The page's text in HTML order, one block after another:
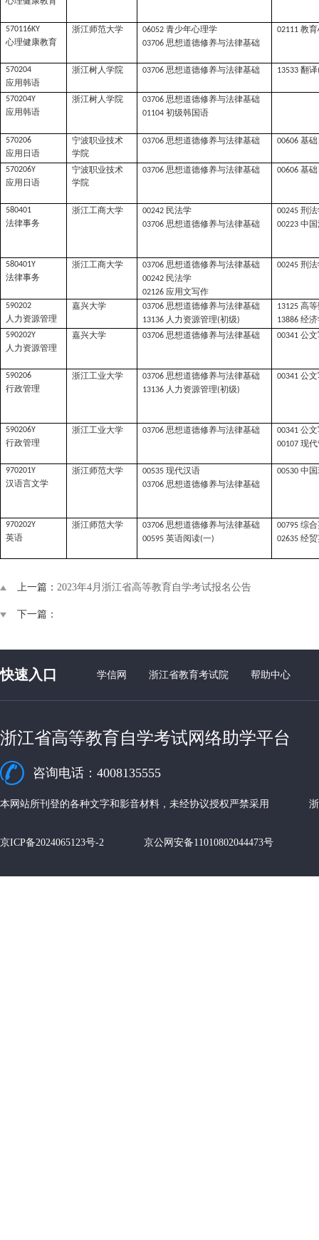
570116KY
心理健康教育
浙江师范大学 06052青少年心理学
03706思想道德修养与法律基础
02111教
570204
应用韩语
浙江树人学院 03706思想道德修养与法律基础 13533翻译
570204Y
应用韩语
浙江树人学院 03706思想道德修养与法律基础
01104初级韩国语
570206
应用日语
宁波职业技术
学院
03706思想道德修养与法律基础 00606基
570206Y
应用日语
宁波职业技术
学院
03706思想道德修养与法律基础 00606基
580401
法律事务
浙江工商大学 00242 民法学
03706思想道德修养与法律基础
00245刑
00223中
580401Y
法律事务
浙江工商大学 03706思想道德修养与法律基础
00242 民法学
02126应用文写作
00245刑
590202
人力资源管理
嘉兴大学 03706思想道德修养与法律基础
13136 人力资源管理(初级)
13125 高
13886经
590202Y
人力资源管理
嘉兴大学 03706思想道德修养与法律基础 00341公
590206
行政管理
浙江工业大学 03706思想道德修养与法律基础
13136 人力资源管理(初级)
00341公
590206Y
行政管理
浙江工业大学 03706思想道德修养与法律基础 00341公
00107现
970201Y
汉语言文学
浙江师范大学 00535现代汉语
03706思想道德修养与法律基础
00530中
970202Y
英语
浙江师范大学 03706思想道德修养与法律基础
00595英语阅读(一)
00795综
02635经
上一篇： 2023年4月浙江省高等教育自学考试报名公告
下一篇：
快速入口 学信网 浙江省教育考试院 帮助中心
浙江省高等教育自学考试网络助学平台
咨询电话：4008135555
本网站所刊登的各种文字和影音材料，未经协议授权严禁采用 浙
京ICP备2024065123号-2 京公网安备11010802044473号